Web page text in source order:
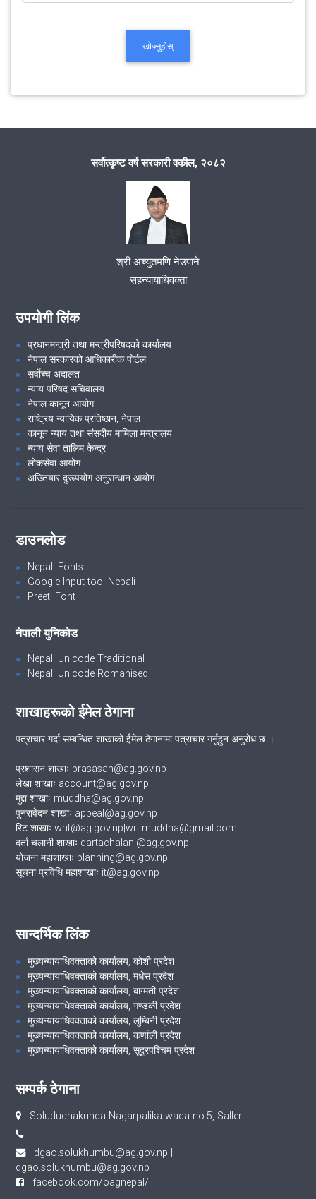
खोज्नुहोस्
सर्वोत्कृष्ट वर्ष सरकारी वकील, २०८२
श्री अच्युतमणि नेउपाने
सहन्यायाधिवक्ता
उपयोगी लिंक
प्रधानमन्त्री तथा मन्त्रीपरिषदको कार्यालय
नेपाल सरकारको आधिकारीक पोर्टल
सर्वोच्च अदालत
न्याय परिषद सचिवालय
नेपाल कानून आयोग
राष्ट्रिय न्यायिक प्रतिष्ठान, नेपाल
कानून न्याय तथा संसदीय मामिला मन्त्रालय
न्याय सेवा तालिम केन्द्र
लोकसेवा आयोग
अख्तियार दुरूपयोग अनुसन्धान आयोग
डाउनलोड
Nepali Fonts
Google Input tool Nepali
Preeti Font
नेपाली युनिकोड
Nepali Unicode Traditional
Nepali Unicode Romanised
शाखाहरूको ईमेल ठेगाना
पत्राचार गर्दा सम्बन्धित शाखाको ईमेल ठेगानामा पत्राचार गर्नुहुन अनुरोध छ ।
प्रशासन शाखाः prasasan@ag.gov.np
लेखा शाखाः account@ag.gov.np
मुद्दा शाखाः muddha@ag.gov.np
पुनरावेदन शाखाः appeal@ag.gov.np
रिट शाखाः writ@ag.gov.np|writmuddha@gmail.com
दर्ता चलानी शाखाः dartachalani@ag.gov.np
योजना महाशाखाः planning@ag.gov.np
सूचना प्रविधि महाशाखाः it@ag.gov.np
सान्दर्भिक लिंक
मुख्यन्यायाधिवक्ताको कार्यालय, कोशी प्रदेश
मुख्यन्यायाधिवक्ताको कार्यालय, मधेस प्रदेश
मुख्यन्यायाधिवक्ताको कार्यालय, बाग्मती प्रदेश
मुख्यन्यायाधिवक्ताको कार्यालय, गण्डकी प्रदेश
मुख्यन्यायाधिवक्ताको कार्यालय, लुम्बिनी प्रदेश
मुख्यन्यायाधिवक्ताको कार्यालय, कर्णाली प्रदेश
मुख्यन्यायाधिवक्ताको कार्यालय, सुदुरपश्चिम प्रदेश
सम्पर्क ठेगाना
Solududhakunda Nagarpalika wada no.5, Salleri
dgao.solukhumbu@ag.gov.np |
dgao.solukhumbu@ag.gov.np
facebook.com/oagnepal/